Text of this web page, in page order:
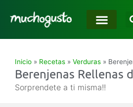
Inicio » Recetas » Verduras »
Berenjenas Rellenas
Sorprendete a ti misma!!